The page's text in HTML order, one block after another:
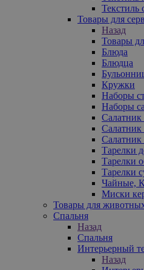
Текстиль
Товары для
Назад
Товары
Блюда
Блюдца
Кружки
Наборы
Наборы
Салатник
Салатник
Тарелки
Тарелки
Тарелки
Чайные,
Миски
Товары для
Спальня
Назад
Спальня
Интерьерный
Назад